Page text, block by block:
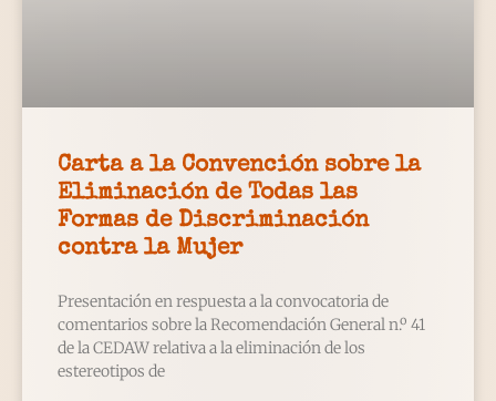
Carta a la Convención sobre la
Eliminación de Todas las
Formas de Discriminación
contra la Mujer
Presentación en respuesta a la convocatoria de
comentarios sobre la Recomendación General n.º 41
de la CEDAW relativa a la eliminación de los
estereotipos de